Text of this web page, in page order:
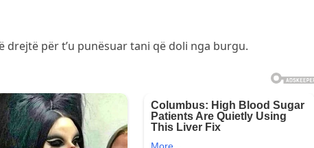
drejtë për t’u punësuar tani që doli nga burgu.